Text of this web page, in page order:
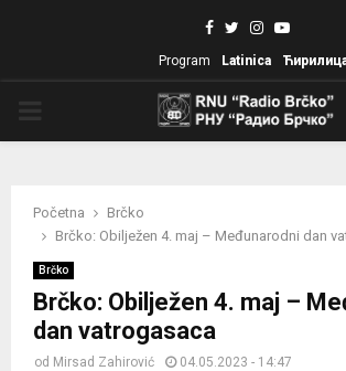
Facebook
TwitterInstagram
Youtube
Program Latinica
Početna
Brčko
Brčko: Obilježen 4. maj – Međunarodni dan
Brčko
Brčko: Obilježen 4. maj –
dan vatrogasaca
od Mirsad Zahirović 04.05.2023 - 14:47